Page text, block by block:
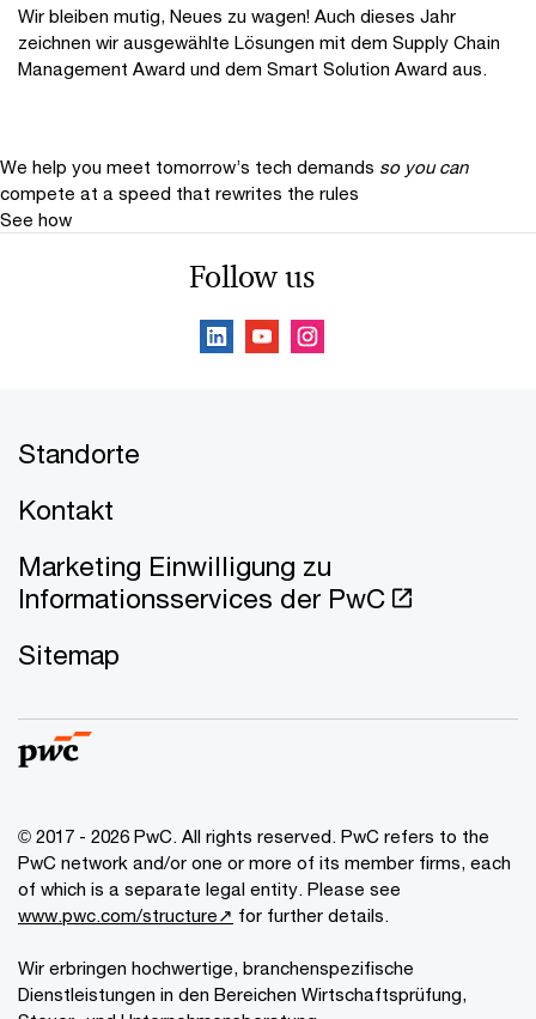
Wir bleiben mutig, Neues zu wagen! Auch dieses Jahr
zeichnen wir ausgewählte Lösungen mit dem Supply Chain
Management Award und dem Smart Solution Award aus.
We help you meet tomorrow’s tech demands so you can
compete at a speed that rewrites the rules
See how
Follow us
Standorte
Kontakt
Marketing Einwilligung zu
Informationsservices der PwC
Sitemap
© 2017 - 2026 PwC. All rights reserved. PwC refers to the
PwC network and/or one or more of its member firms, each
of which is a separate legal entity. Please see
www.pwc.com/structure↗ for further details.
Wir erbringen hochwertige, branchenspezifische
Dienstleistungen in den Bereichen Wirtschaftsprüfung,